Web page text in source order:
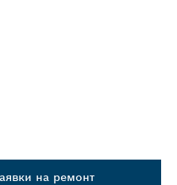
на ремонт